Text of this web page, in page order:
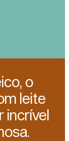
o
leite
incrível